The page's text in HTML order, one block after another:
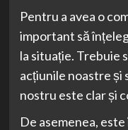
Pentru a avea o
important să
la situație. Trebuie
acțiunile noastre și
nostru este clar și
De asemenea,